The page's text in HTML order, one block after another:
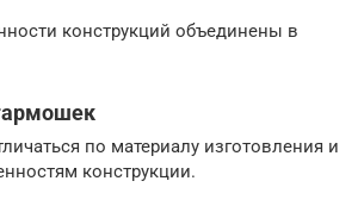
конструкций объединены в
по материалу изготовления и
конструкции.